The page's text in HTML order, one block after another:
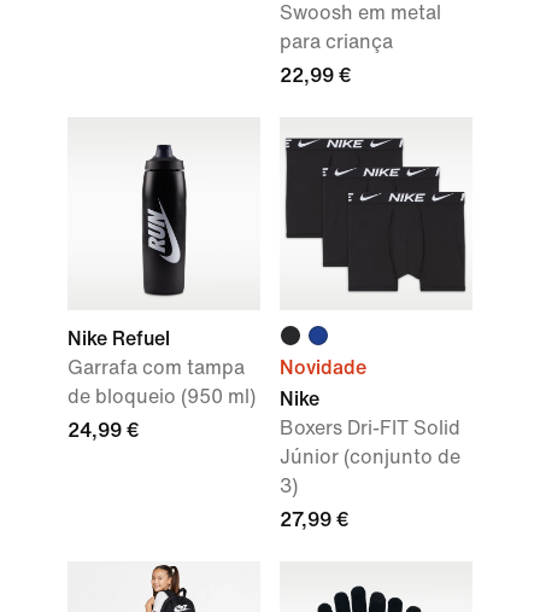
Swoosh em metal
para criança
22,99 €
Nike Refuel
Garrafa com tampa
de bloqueio (950 ml)
24,99 €
Novidade
Nike
Boxers Dri-FIT Solid
Júnior (conjunto de
3)
27,99 €